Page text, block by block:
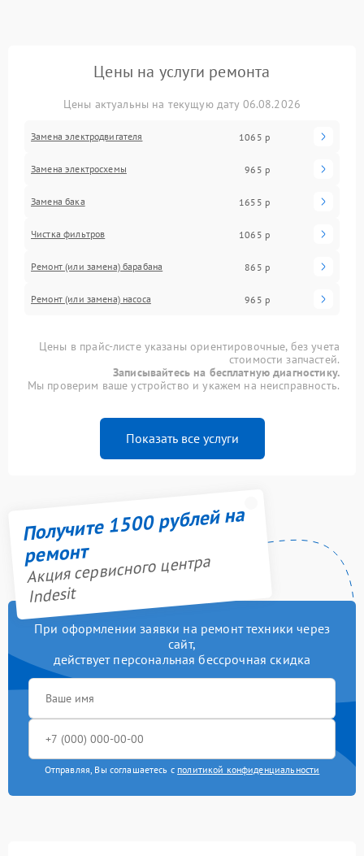
Цены на услуги ремонта
Цены актуальны на текущую дату 06.08.2026
Замена электродвигателя 1065 р
Замена электросхемы 965 р
Замена бака 1655 р
Чистка фильтров 1065 р
Ремонт (или замена) барабана 865 р
Ремонт (или замена) насоса 965 р
Цены в прайс-листе указаны ориентировочные, без учета
стоимости запчастей.
Записывайтесь на бесплатную диагностику.
Мы проверим ваше устройство и укажем на неисправность.
Показать все услуги
Получите 1500 рублей на
ремонт
Акция сервисного центра
Indesit
При оформлении заявки на ремонт техники через
сайт,
действует персональная бессрочная скидка
Отправляя, Вы соглашаетесь с политикой конфиденциальности